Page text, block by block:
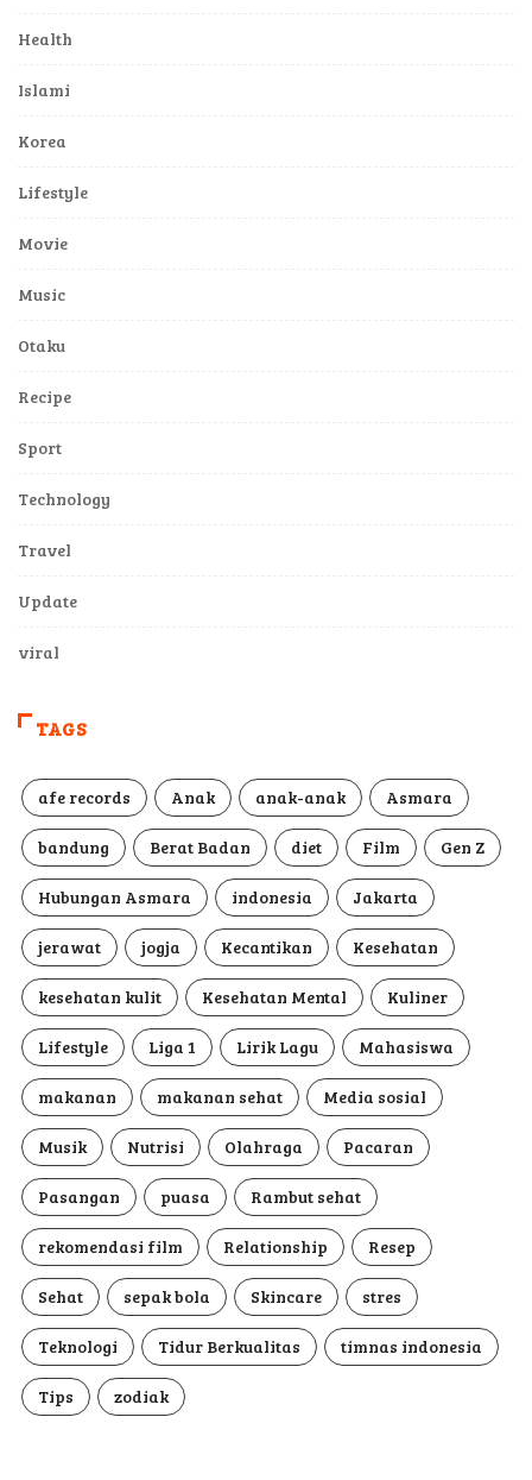
Health
Islami
Korea
Lifestyle
Movie
Music
Otaku
Recipe
Sport
Technology
Travel
Update
viral
TAGS
afe records Anak anak-anak Asmara
bandung Berat Badan diet Film Gen Z
Hubungan Asmara indonesia Jakarta
jerawat jogja Kecantikan Kesehatan
kesehatan kulit Kesehatan Mental Kuliner
Lifestyle Liga 1 Lirik Lagu Mahasiswa
makanan makanan sehat Media sosial
Musik Nutrisi Olahraga Pacaran
Pasangan puasa Rambut sehat
rekomendasi film Relationship Resep
Sehat sepak bola Skincare stres
Teknologi Tidur Berkualitas timnas indonesia
Tips zodiak